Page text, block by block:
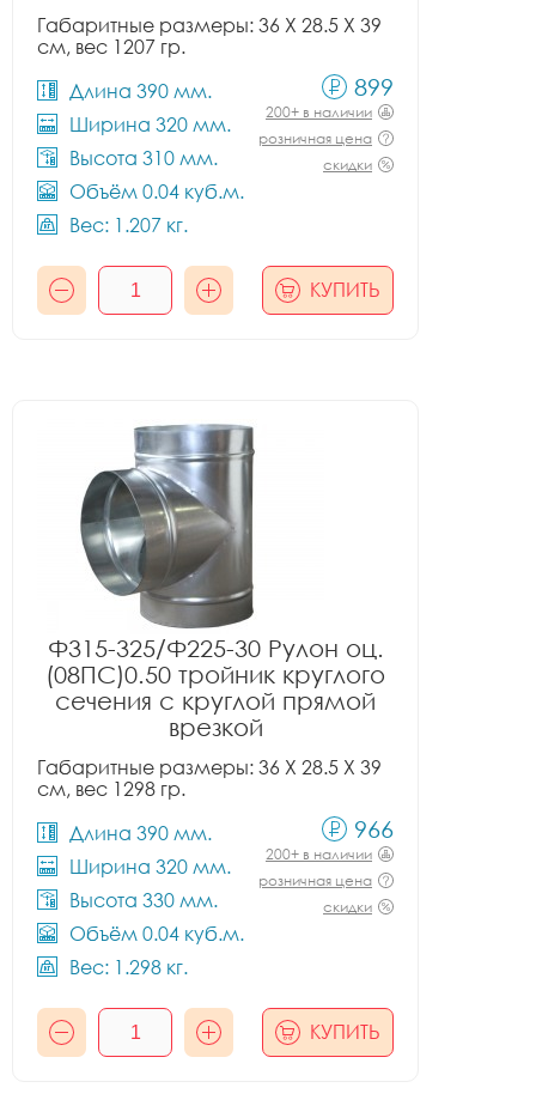
Габаритные размеры: 36 X 28.5 X 39
см, вес 1207 гр.
Длина 390 мм.
Ширина 320 мм.
Высота 310 мм.
Объём 0.04 куб.м.
Вес: 1.207 кг.
899
200+ в наличии
розничная цена
скидки
КУПИТЬ
Ф315-325/Ф225-30 Рулон оц.
(08ПС)0.50 тройник круглого
сечения с круглой прямой
врезкой
Габаритные размеры: 36 X 28.5 X 39
см, вес 1298 гр.
Длина 390 мм.
Ширина 320 мм.
Высота 330 мм.
Объём 0.04 куб.м.
Вес: 1.298 кг.
966
200+ в наличии
розничная цена
скидки
КУПИТЬ